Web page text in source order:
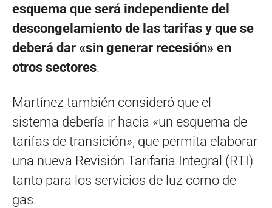
esquema que será independiente del
descongelamiento de las tarifas y que se
deberá dar «sin generar recesión» en
otros sectores.
Martínez también consideró que el
sistema debería ir hacia «un esquema de
tarifas de transición», que permita elaborar
una nueva Revisión Tarifaria Integral (RTI)
tanto para los servicios de luz como de
gas.